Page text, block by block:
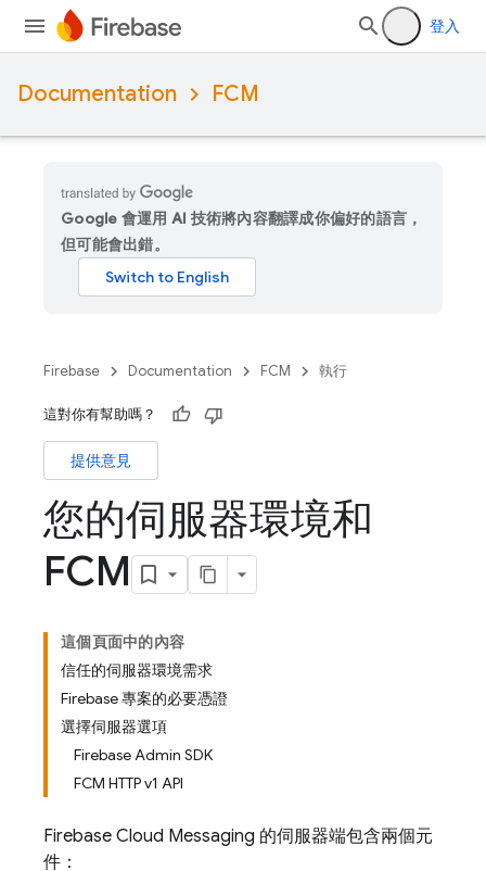
登入
Documentation FCM
Google 會運用 AI 技術將內容翻譯成你偏好的語言，
但可能會出錯。
Firebase Documentation FCM 執行
這對你有幫助嗎？
提供意見
您的伺服器環境和
FCM
這個頁面中的內容
信任的伺服器環境需求
Firebase 專案的必要憑證
選擇伺服器選項
Firebase Admin SDK
FCM HTTP v1 API
Firebase Cloud Messaging 的伺服器端包含兩個元
件：